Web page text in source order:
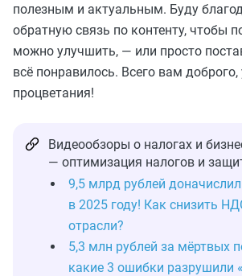
полезным и актуальным. Буду
обратную связь по контенту, чтобы
можно улучшить, — или просто
всё понравилось. Всего вам доброго,
процветания!
Видеообзоры о налогах и
— оптимизация налогов и
9,5 млрд рублей
в 2025 году! Как снизить
отрасли?
5,3 млн рублей за мёртвых
какие 3 ошибки разрушили